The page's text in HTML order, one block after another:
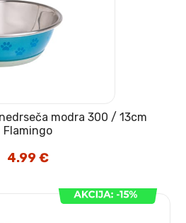
modra 300 / 13cm
Flamingo
4.99€